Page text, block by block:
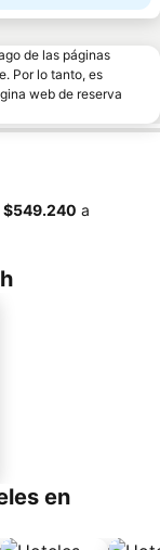
de las páginas
Por lo tanto, es
web de reserva
‎$549.240 a
en